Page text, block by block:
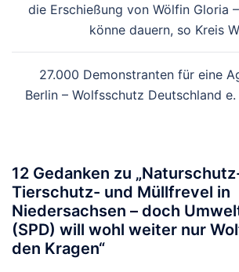
die Erschießung von Wölfin Gloria
könne dauern, so Kreis
27.000 Demonstranten für eine
Berlin – Wolfsschutz Deutschland
12 Gedanken zu „
Tierschutz- und Müllfrevel in
Niedersachsen – doch
(SPD) will wohl weiter nur
den Kragen“